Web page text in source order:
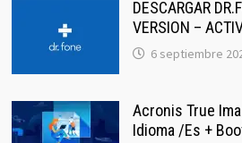
DESCARGAR
VERSION –
6 septiembre
Acronis True
Idioma /Es +